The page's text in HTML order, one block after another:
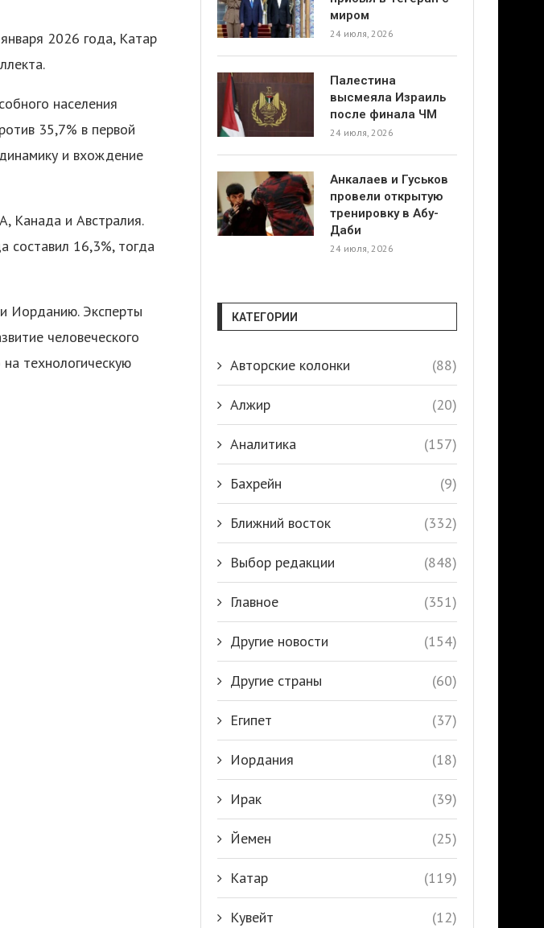
2026 года, Катар
населения
35,7% в первой
и вхождение
Канада и Австралия.
составил 16,3%, тогда
Иорданию. Эксперты
человеческого
технологическую
миром
24 июля, 2026
Палестина
высмеяла Израиль
после финала ЧМ
24 июля, 2026
Анкалаев и Гуськов
провели открытую
тренировку в Абу-
Даби
24 июля, 2026
КАТЕГОРИИ
Авторские колонки (88)
Алжир (20)
Аналитика (157)
Бахрейн (9)
Ближний восток (332)
Выбор редакции (848)
Главное (351)
Другие новости (154)
Другие страны (60)
Египет (37)
Иордания (18)
Ирак (39)
Йемен (25)
Катар (119)
Кувейт (12)